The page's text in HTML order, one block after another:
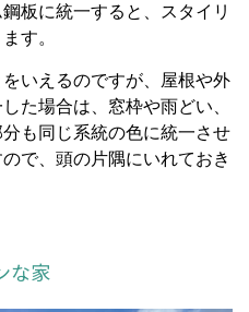
板に統一すると、スタイリ
す。
いえるのですが、屋根や外
た場合は、窓枠や雨どい、
も同じ系統の色に統一させ
で、頭の片隅にいれておき
な家